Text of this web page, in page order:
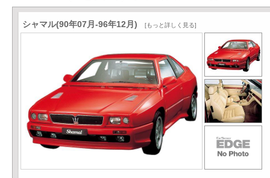
シャマル(90年07月-96年12月) [もっと詳しく見る]